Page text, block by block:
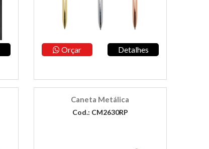
Orçar Detalhes
Caneta Metálica
Cod.: CM2630RP